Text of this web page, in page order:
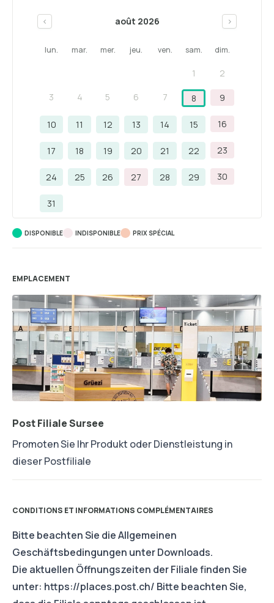
< août 2026 >
lun. mar. mer. jeu. ven. sam. dim.
1 2
3 4 5 6 7 8 9
10 11 12 13 14 15 16
17 18 19 20 21 22 23
24 25 26 27 28 29 30
31
DISPONIBLE INDISPONIBLE PRIX ​​SPÉCIAL
EMPLACEMENT
Post Filiale Sursee
Promoten Sie Ihr Produkt oder Dienstleistung in
dieser Postfiliale
CONDITIONS ET INFORMATIONS COMPLÉMENTAIRES
Bitte beachten Sie die Allgemeinen
Geschäftsbedingungen unter Downloads.
Die aktuellen Öffnungszeiten der Filiale finden Sie
unter: https://places.post.ch/ Bitte beachten Sie,